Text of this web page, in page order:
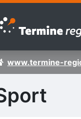
www.termine-